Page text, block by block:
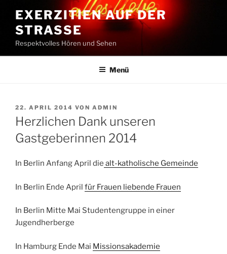
Inhalt
springen
EXERZITIEN AUF DER
STRASSE
Respektvolles Hören und Sehen
Menü
VERÖFFENTLICHT
AM
22. APRIL 2014 VON ADMIN
Herzlichen Dank unseren
Gastgeberinnen 2014
In Berlin Anfang April die alt-katholische Gemeinde
In Berlin Ende April für Frauen liebende Frauen
In Berlin Mitte Mai Studentengruppe in einer
Jugendherberge
In Hamburg Ende Mai Missionsakademie